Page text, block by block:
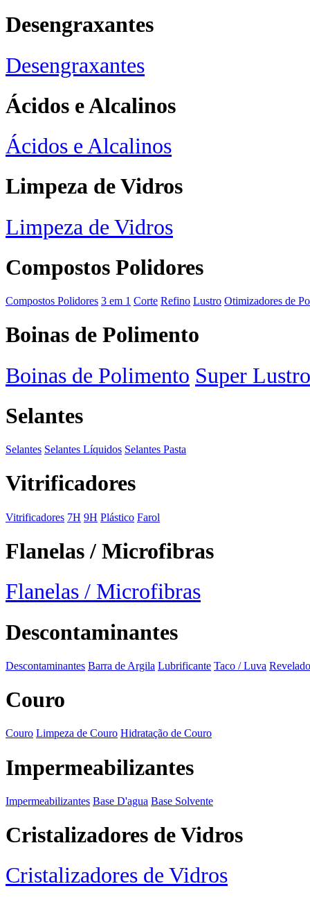
Desengraxantes
Desengraxantes
Ácidos e Alcalinos
Ácidos e Alcalinos
Limpeza de Vidros
Limpeza de Vidros
Compostos Polidores
Compostos Polidores 3 em 1 Corte Refino Lustro Otimizadores de
Boinas de Polimento
Boinas de Polimento Super Lustro
Selantes
Selantes Selantes Líquidos Selantes Pasta
Vitrificadores
Vitrificadores 7H 9H Plástico Farol
Flanelas / Microfibras
Flanelas / Microfibras
Descontaminantes
Descontaminantes Barra de Argila Lubrificante Taco / Luva
Couro
Couro Limpeza de Couro Hidratação de Couro
Impermeabilizantes
Impermeabilizantes Base D'agua Base Solvente
Cristalizadores de Vidros
Cristalizadores de Vidros